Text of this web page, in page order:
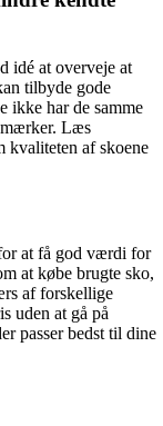
idé at overveje at
tilbyde gode
ikke har de samme
mærker. Læs
kvaliteten af skoene
at få god værdi for
at købe brugte sko,
af forskellige
uden at gå på
passer bedst til dine